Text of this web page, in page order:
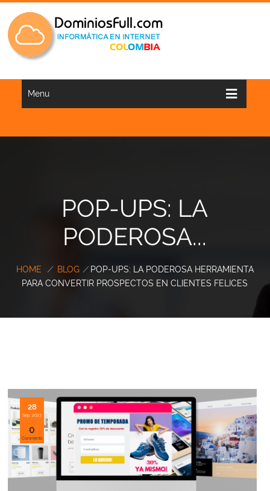
Menu
POP-UPS: LA
PODEROSA...
HOME / BLOG / POP-UPS: LA PODEROSA HERRAMIENTA
PARA CONVERTIR PROSPECTOS EN CLIENTES FELICES
28
Sep, 2023
0
Comments